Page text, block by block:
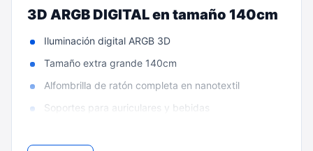
3D ARGB DIGITAL en tamaño 140cm
Iluminación digital ARGB 3D
Tamaño extra grande 140cm
Alfombrilla de ratón completa en nanotextil
Soportes para auriculares y bebidas
ILUMINACIÓN DIGITAL ARGB 3D